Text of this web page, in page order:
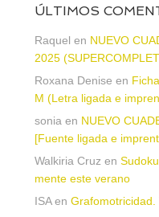
ÚLTIMOS
Raquel en NUEVO
2025
Roxana Denise en
M (Letra ligada e
sonia en NUEVO
[Fuente ligada e
Walkiria Cruz en
mente este verano
ISAen Grafomotricidad.